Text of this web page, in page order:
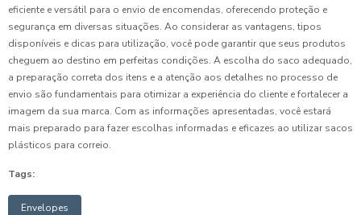
eficiente e versátil para o envio de encomendas, oferecendo proteção e
segurança em diversas situações. Ao considerar as vantagens, tipos
disponíveis e dicas para utilização, você pode garantir que seus produtos
cheguem ao destino em perfeitas condições. A escolha do saco adequado,
a preparação correta dos itens e a atenção aos detalhes no processo de
envio são fundamentais para otimizar a experiência do cliente e fortalecer a
imagem da sua marca. Com as informações apresentadas, você estará
mais preparado para fazer escolhas informadas e eficazes ao utilizar sacos
plásticos para correio.
Tags:
Envelopes